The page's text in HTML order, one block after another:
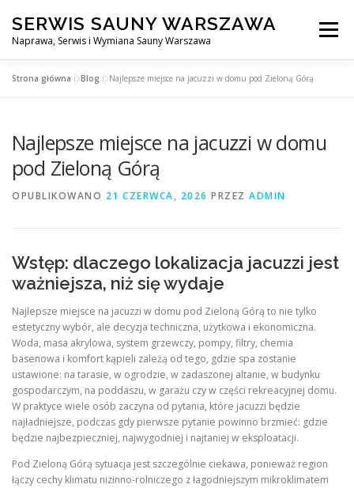
treści
SERWIS SAUNY WARSZAWA
Naprawa, Serwis i Wymiana Sauny Warszawa
Menu
Strona główna »Blog »Najlepsze miejsce na jacuzzi w domu pod Zieloną Górą
Najlepsze miejsce na jacuzzi w domu
pod Zieloną Górą
OPUBLIKOWANO 21 CZERWCA, 2026 PRZEZ ADMIN
Wstęp: dlaczego lokalizacja jacuzzi jest
ważniejsza, niż się wydaje
Najlepsze miejsce na jacuzzi w domu pod Zieloną Górą to nie tylko
estetyczny wybór, ale decyzja techniczna, użytkowa i ekonomiczna.
Woda, masa akrylowa, system grzewczy, pompy, filtry, chemia
basenowa i komfort kąpieli zależą od tego, gdzie spa zostanie
ustawione: na tarasie, w ogrodzie, w zadaszonej altanie, w budynku
gospodarczym, na poddaszu, w garażu czy w części rekreacyjnej domu.
W praktyce wiele osób zaczyna od pytania, które jacuzzi będzie
najładniejsze, podczas gdy pierwsze pytanie powinno brzmieć: gdzie
będzie najbezpieczniej, najwygodniej i najtaniej w eksploatacji.
Pod Zieloną Górą sytuacja jest szczególnie ciekawa, ponieważ region
łączy cechy klimatu nizinno-rolniczego z łagodniejszym mikroklimatem